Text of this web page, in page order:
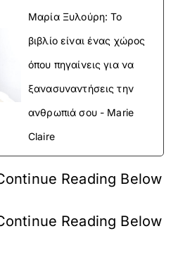
Μαρία Ξυλούρη: Το
βιβλίο είναι ένας χώρος
όπου πηγαίνεις για να
ξανασυναντήσεις την
ανθρωπιά σου - Marie
Claire
Reading Below
Reading Below